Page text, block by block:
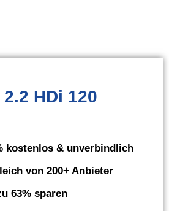
HDi 120
kostenlos & unverbindlich
von 200+ Anbieter
63% sparen